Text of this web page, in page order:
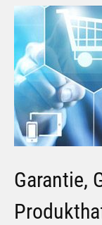
Garantie,